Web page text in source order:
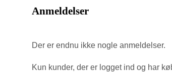
Anmeldelser
Der er endnu ikke nogle anmeldelser.
Kun kunder, der er logget ind og har